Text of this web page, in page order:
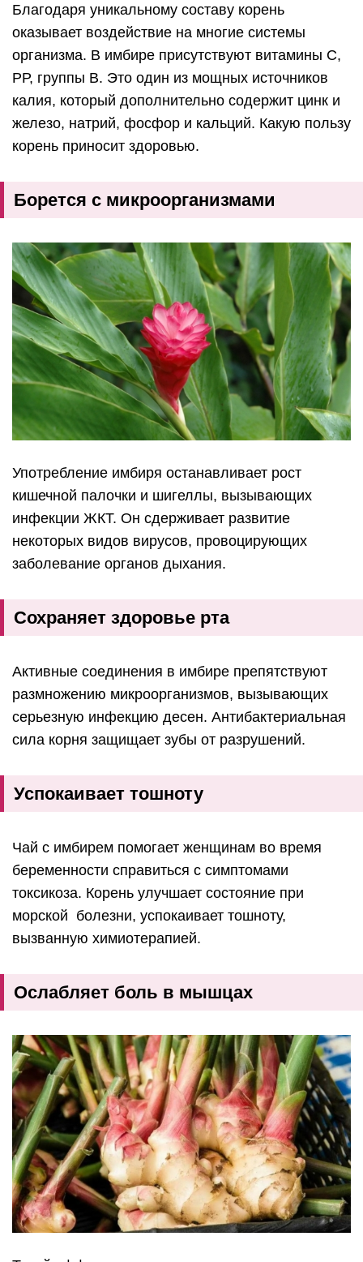
Благодаря уникальному составу корень
оказывает воздействие на многие системы
организма. В имбире присутствуют витамины С,
РР, группы В. Это один из мощных источников
калия, который дополнительно содержит цинк и
железо, натрий, фосфор и кальций. Какую пользу
корень приносит здоровью.
Борется с микроорганизмами
Употребление имбиря останавливает рост
кишечной палочки и шигеллы, вызывающих
инфекции ЖКТ. Он сдерживает развитие
некоторых видов вирусов, провоцирующих
заболевание органов дыхания.
Сохраняет здоровье рта
Активные соединения в имбире препятствуют
размножению микроорганизмов, вызывающих
серьезную инфекцию десен. Антибактериальная
сила корня защищает зубы от разрушений.
Успокаивает тошноту
Чай с имбирем помогает женщинам во время
беременности справиться с симптомами
токсикоза. Корень улучшает состояние при
морской болезни, успокаивает тошноту,
вызванную химиотерапией.
Ослабляет боль в мышцах